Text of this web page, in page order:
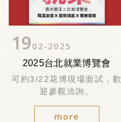
1902 2025
2025台北就業博覽會
可約3/22花博現場面試，歡
迎參觀洽詢。
more